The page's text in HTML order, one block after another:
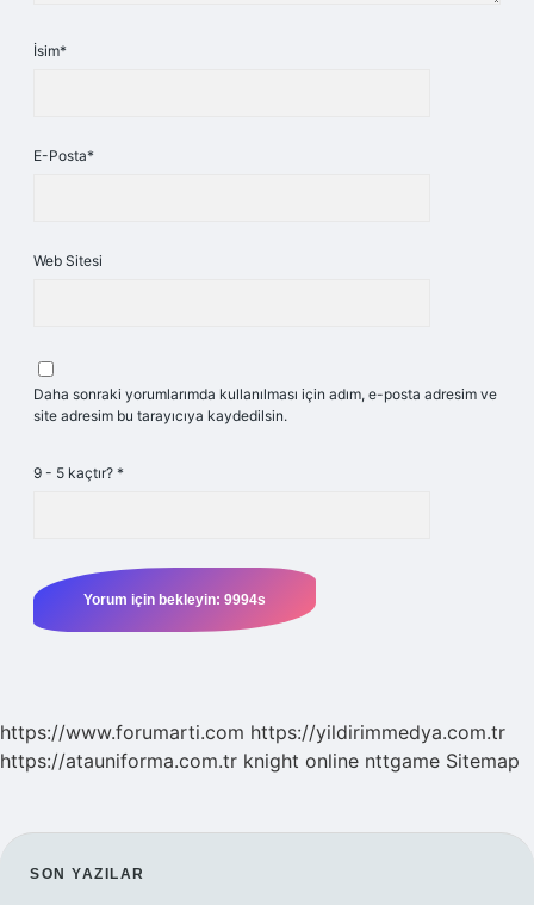
İsim*
E-Posta*
Web Sitesi
Daha sonraki yorumlarımda kullanılması için adım, e-posta adresim ve
site adresim bu tarayıcıya kaydedilsin.
9 - 5 kaçtır? *
https://www.forumarti.com https://yildirimmedya.com.tr
https://atauniforma.com.tr knight online nttgame Sitemap
SIDEBAR
SON YAZILAR